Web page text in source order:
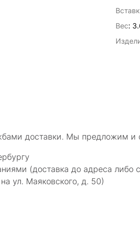
Вес:
доставки. Мы предложим
(доставка до адреса либо
ул. Маяковского, д. 50)